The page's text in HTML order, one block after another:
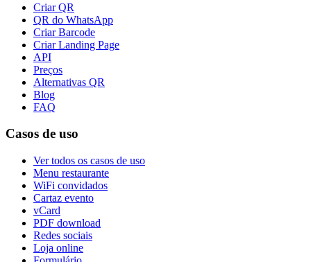
Criar QR
QR do WhatsApp
Criar Barcode
Criar Landing Page
API
Preços
Alternativas QR
Blog
FAQ
Casos de uso
Ver todos os casos de uso
Menu restaurante
WiFi convidados
Cartaz evento
vCard
PDF download
Redes sociais
Loja online